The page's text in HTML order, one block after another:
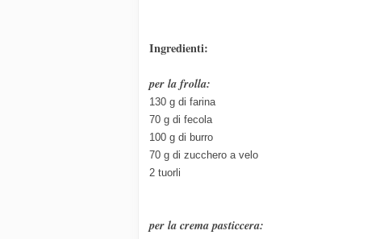
Ingredienti:
per la frolla:
130 g di farina
70 g di fecola
100 g di burro
70 g di zucchero a velo
2 tuorli
per la crema pasticcera: